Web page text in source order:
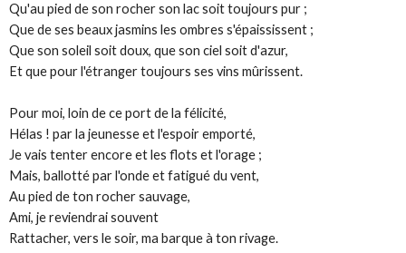
Qu'au pied de son rocher son lac soit toujours pur ;
Que de ses beaux jasmins les ombres s'épaississent ;
Que son soleil soit doux, que son ciel soit d'azur,
Et que pour l'étranger toujours ses vins mûrissent.
Pour moi, loin de ce port de la félicité,
Hélas ! par la jeunesse et l'espoir emporté,
Je vais tenter encore et les flots et l'orage ;
Mais, ballotté par l'onde et fatigué du vent,
Au pied de ton rocher sauvage,
Ami, je reviendrai souvent
Rattacher, vers le soir, ma barque à ton rivage.